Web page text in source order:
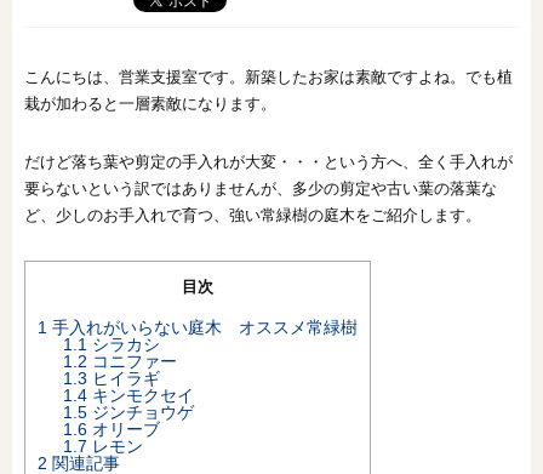
イベント・モデルハウス
建築実例
フォトギャラリー
販売中の物件
スマートセレクト
こんにちは、営業支援室です。新築したお家は素敵ですよね。でも植
栽が加わると一層素敵になります。
だけど落ち葉や剪定の手入れが大変・・・という方へ、全く手入れが
要らないという訳ではありませんが、多少の剪定や古い葉の落葉な
ど、少しのお手入れで育つ、強い常緑樹の庭木をご紹介します。
目次
1 手入れがいらない庭木 オススメ常緑樹
1.1 シラカシ
1.2 コニファー
1.3 ヒイラギ
1.4 キンモクセイ
1.5 ジンチョウゲ
1.6 オリーブ
1.7 レモン
2 関連記事